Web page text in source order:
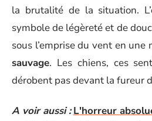
la brutalité de la situation.
symbole de légèreté et de
sous l’emprise du vent en une
sauvage. Les chiens, ces
dérobent pas devant la fureur
A voir aussi : L'horreur